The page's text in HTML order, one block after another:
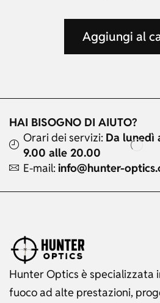
Aggiungi al
HAI BISOGNO DI AIUTO?
Orari dei servizi: Da lunedì
9.00 alle 20.00
E-mail: info@hunter-
Hunter Optics è specializzata
fuoco ad alte prestazioni,